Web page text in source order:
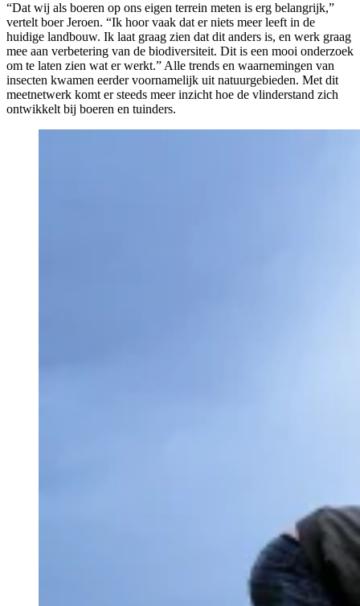
“Dat wij als boeren op ons eigen terrein meten is erg belangrijk,”
vertelt boer Jeroen. “Ik hoor vaak dat er niets meer leeft in de
huidige landbouw. Ik laat graag zien dat dit anders is, en werk graag
mee aan verbetering van de biodiversiteit. Dit is een mooi onderzoek
om te laten zien wat er werkt.” Alle trends en waar­nemingen van
insecten kwamen eerder voornamelijk uit natuurgebieden. Met dit
meetnetwerk komt er steeds meer inzicht hoe de vlinderstand zich
ontwikkelt bij boeren en tuinders.